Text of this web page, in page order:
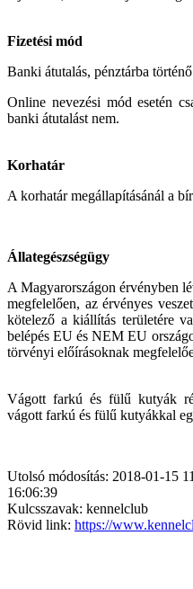
Fizetési mód
Banki átutalás, pénztárba
Online nevezési mód esetén
banki átutalást nem.
Korhatár
A korhatár megállapításánál a
Állategészségügy
A Magyarországon érvényben
megfelelően, az érvényes
kötelező a kiállítás területére
belépés EU és NEM EU
törvényi előírásoknak
Vágott farkú és fülű kutyák
vágott farkú és fülű kutyákkal
Utolsó módosítás: 2018-01-15
16:06:39
Kulcsszavak: kennelclub
Rövid link: https://